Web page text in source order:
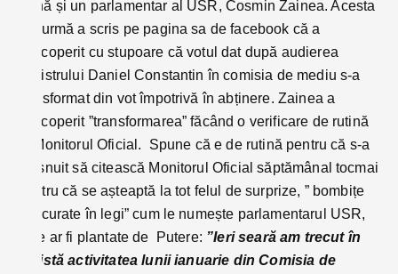
Pană și un parlamentar al USR, Cosmin Zainea. Acesta
din urmă a scris pe pagina sa de facebook că a
descoperit cu stupoare că votul dat după audierea
ministrului Daniel Constantin în comisia de mediu s-a
transformat din vot împotrivă în abținere. Zainea a
descoperit ”transformarea” făcând o verificare de rutină
în Monitorul Oficial. Spune că e de rutină pentru că s-a
obișnuit să citească Monitorul Oficial săptămânal tocmai
pentru că se așteaptă la tot felul de surprize, ” bombițe
strecurate în legi” cum le numește parlamentarul USR,
care ar fi plantate de Putere: ”Ieri seară am trecut în
revistă activitatea lunii ianuarie din Comisia de